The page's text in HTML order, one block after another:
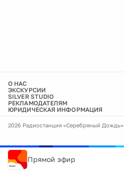
О НАС
ЭКСКУРСИИ
SILVER STUDIO
РЕКЛАМОДАТЕЛЯМ
ЮРИДИЧЕСКАЯ ИНФОРМАЦИЯ
2026 Радиостанция «Серебряный Дождь»
Прямой эфир